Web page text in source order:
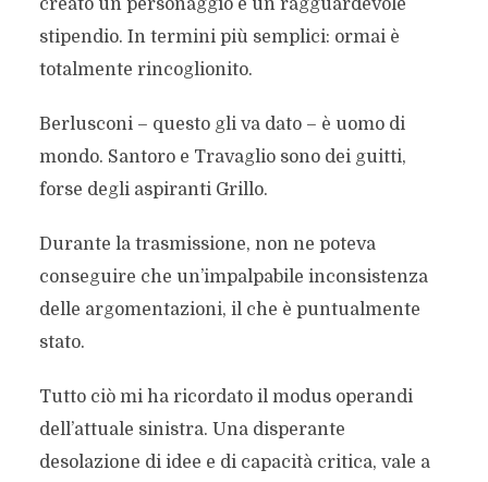
creato un personaggio e un ragguardevole
stipendio. In termini più semplici: ormai è
totalmente rincoglionito.
Berlusconi – questo gli va dato – è uomo di
mondo. Santoro e Travaglio sono dei guitti,
forse degli aspiranti Grillo.
Durante la trasmissione, non ne poteva
conseguire che un’impalpabile inconsistenza
delle argomentazioni, il che è puntualmente
stato.
Tutto ciò mi ha ricordato il modus operandi
dell’attuale sinistra. Una disperante
desolazione di idee e di capacità critica, vale a